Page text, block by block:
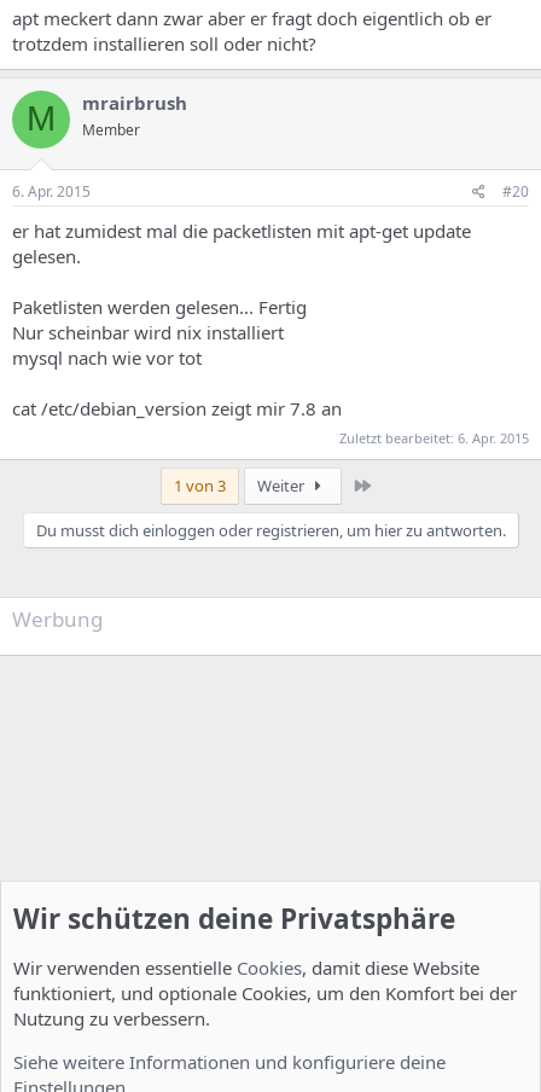
apt meckert dann zwar aber er fragt doch eigentlich ob er
trotzdem installieren soll oder nicht?
M mrairbrush
Member
6. Apr. 2015 #20
er hat zumidest mal die packetlisten mit apt-get update
gelesen.
Paketlisten werden gelesen... Fertig
Nur scheinbar wird nix installiert
mysql nach wie vor tot
cat /etc/debian_version zeigt mir 7.8 an
Zuletzt bearbeitet: 6. Apr. 2015
1 von 3 Weiter
Du musst dich einloggen oder registrieren, um hier zu antworten.
Werbung
Wir schützen deine Privatsphäre
Wir verwenden essentielle Cookies, damit diese Website
funktioniert, und optionale Cookies, um den Komfort bei der
Nutzung zu verbessern.
Siehe weitere Informationen und konfiguriere deine
Einstellungen